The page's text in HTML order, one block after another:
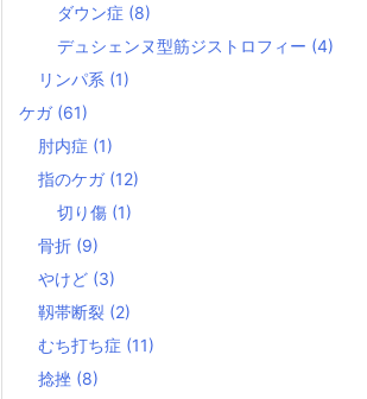
ダウン症 (8)
デュシェンヌ型筋ジストロフィー (4)
リンパ系 (1)
ケガ (61)
肘内症 (1)
指のケガ (12)
切り傷 (1)
骨折 (9)
やけど (3)
靱帯断裂 (2)
むち打ち症 (11)
捻挫 (8)